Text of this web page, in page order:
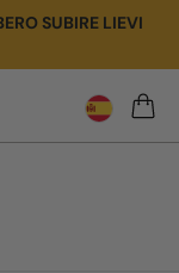
SUBIRE LIEVI